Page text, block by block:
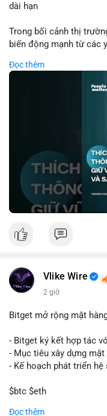
tương tự trong 24 giờ
hành động vội vàng
dài hạn
Trong bối cảnh thị
biến động mạnh từ các
chìa khóa để đầu tư
Thay vì phản ứng cảm
nhà đầu tư thành công
bản, phân배 tài sản
Điều này không chỉ
tận dụng cơ hội khi thị
🎥 Xem video trực tiếp
Nguồn: VIETSUCCESS
Đọc thêm
Vlike Wire
2 giờ
Bitget mở rộng mặt
- Bitget ký kết hợp tác
- Mục tiêu xây dựng
- Kế hoạch phát triển
$btc $eth
Đọc thêm